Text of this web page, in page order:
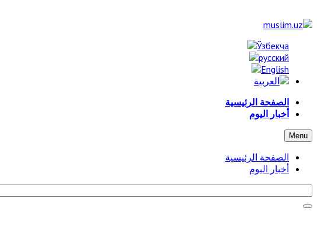
الصفحة الرئيسية
أخبار اليوم
Menu
الصفحة الرئيسية
أخبار اليوم